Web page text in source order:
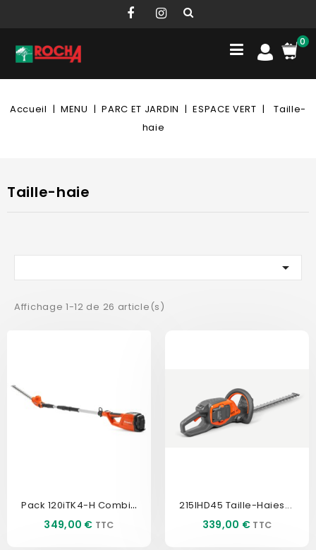
0
Accueil MENU PARC ET JARDIN ESPACE VERT
Taille-
haie
Taille-haie

Affichage 1-12 de 26 article(s)
Pack 120iTK4-H Combi...
Prix
349,00 €
215IHD45 Taille-Haies...
Prix
339,00 €